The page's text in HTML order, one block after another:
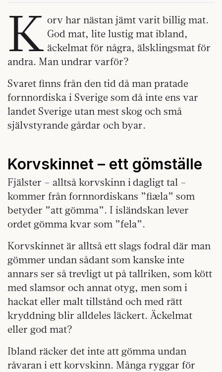
K orv har nästan jämt varit billig mat.
God mat, lite lustig mat ibland,
äckelmat för några, älsklingsmat för
andra. Man undrar varför?
Svaret finns från den tid då man pratade
fornnordiska i Sverige som då inte ens var
landet Sverige utan mest skog och små
självstyrande gårdar och byar.
Korvskinnet – ett gömställe
Fjälster – alltså korvskinn i dagligt tal –
kommer från fornnordiskans ”fiæla” som
betyder ”att gömma”. I isländskan lever
ordet gömma kvar som ”fela”.
Korvskinnet är alltså ett slags fodral där man
gömmer undan sådant som kanske inte
annars ser så trevligt ut på tallriken, som kött
med slamsor och annat otyg, men som i
hackat eller malt tillstånd och med rätt
kryddning blir alldeles läckert. Äckelmat
eller god mat?
Ibland räcker det inte att gömma undan
råvaran i ett korvskinn. Många ryggar för